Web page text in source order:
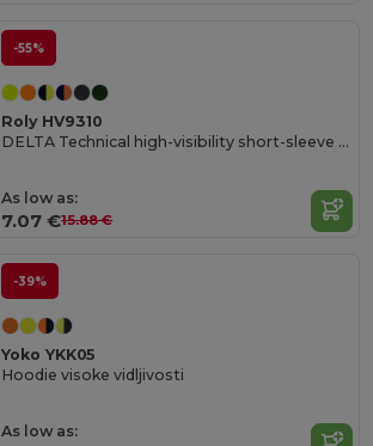
-55%
Roly HV9310
DELTA Technical high-visibility short-sleeve t-shirt
As low as:
7.07 €15.88 €
-39%
Yoko YKK05
Hoodie visoke vidljivosti
As low as: